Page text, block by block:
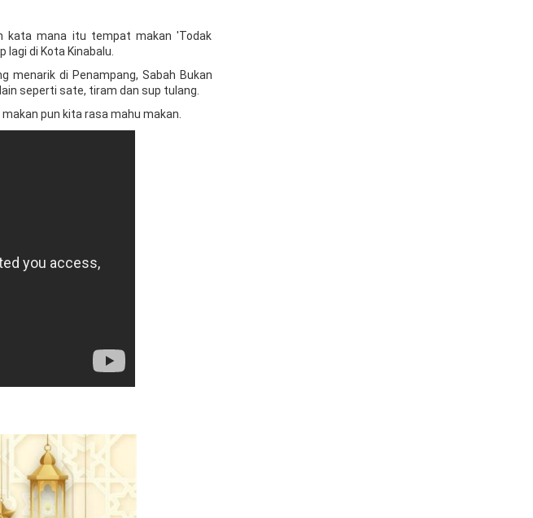
kata mana itu tempat makan 'Todak
di Kota Kinabalu.
menarik di Penampang, Sabah Bukan
seperti sate, tiram dan sup tulang.
makan pun kita rasa mahu makan.